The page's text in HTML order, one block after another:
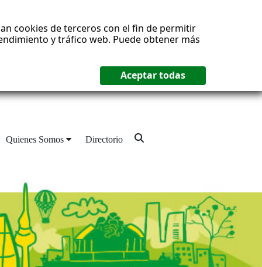
cookies de terceros con el fin de permitir
y tráfico web. Puede obtener más
Quienes Somos Directorio